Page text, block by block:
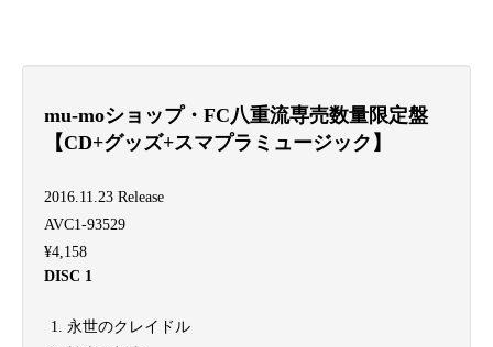
mu-moショップ・FC八重流専売数量限定盤
【CD+グッズ+スマプラミュージック】
2016.11.23 Release
AVC1-93529
¥4,158
DISC 1
永世のクレイドル